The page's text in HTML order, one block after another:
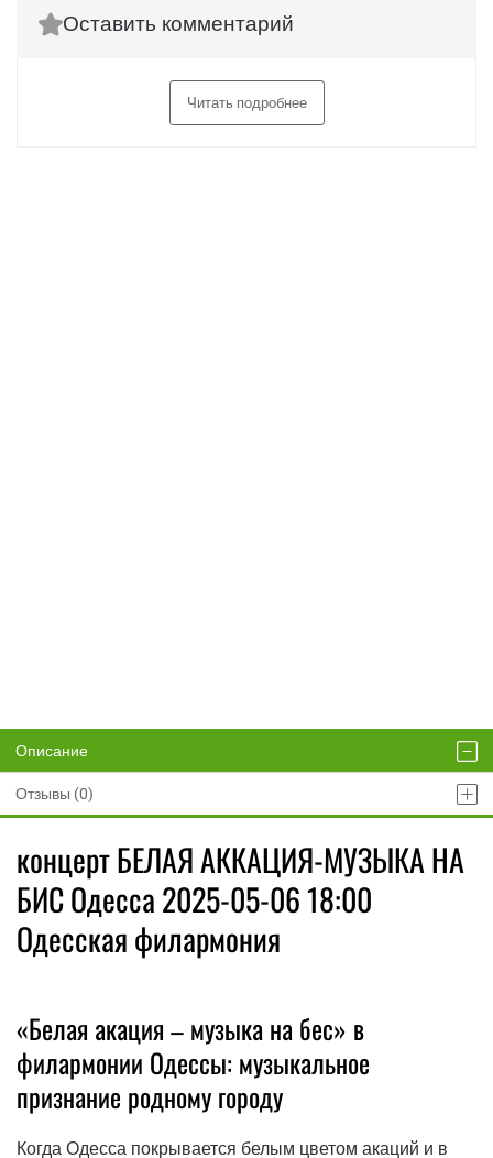
Оставить комментарий
Читать подробнее
Описание
Отзывы (0)
концерт БЕЛАЯ АККАЦИЯ-МУЗЫКА НА
БИС Одесса 2025-05-06 18:00
Одесская филармония
«Белая акация – музыка на бес» в
филармонии Одессы: музыкальное
признание родному городу
Когда Одесса покрывается белым цветом акаций и в